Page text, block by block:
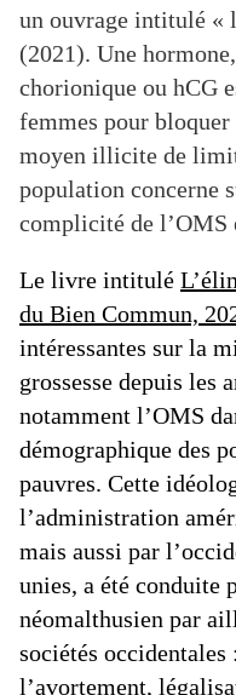
un ouvrage intitulé «
(2021). Une
chorionique ou hCG
femmes pour
moyen illicite de
population concerne
complicité de l’OMS
Le livre intitulé
du Bien Commun,
intéressantes sur la
grossesse depuis les
notamment l’OMS
démographique des
pauvres. Cette
l’administration
mais aussi par
unies, a été conduite
néomalthusien par
sociétés
l’avortement,